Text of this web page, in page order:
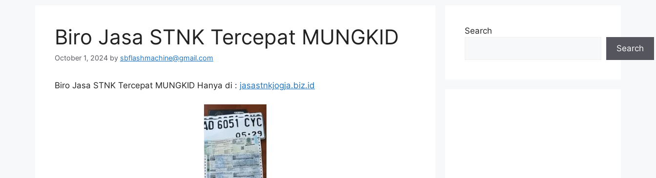
Biro Jasa STNK Tercepat MUNGKID
October 1, 2024 by sbflashmachine@gmail.com
Biro Jasa STNK Tercepat MUNGKID Hanya di : jasastnkjogja.biz.id
Search
Search